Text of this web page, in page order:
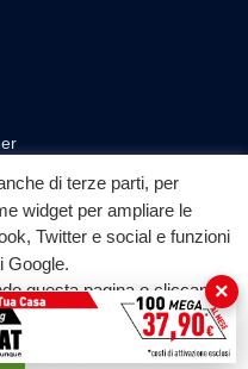
▶
YouTube
diritti riservati
di terze parti, per
widget per ampliare le
Twitter e social e funzioni
Google.
questa pagina o cliccando
all'uso dei cookie.
×